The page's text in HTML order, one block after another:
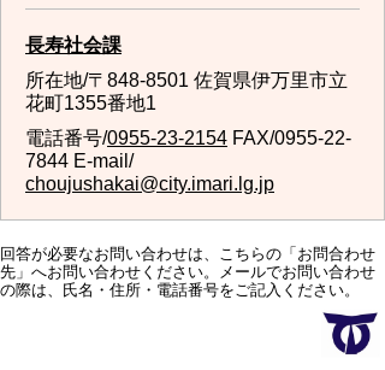
長寿社会課
所在地/〒848-8501 佐賀県伊万里市立
花町1355番地1
電話番号/0955-23-2154 FAX/0955-22-
7844 E-mail/
choujushakai@city.imari.lg.jp
回答が必要なお問い合わせは、こちらの「お問合わせ
先」へお問い合わせください。メールでお問い合わせ
の際は、氏名・住所・電話番号をご記入ください。